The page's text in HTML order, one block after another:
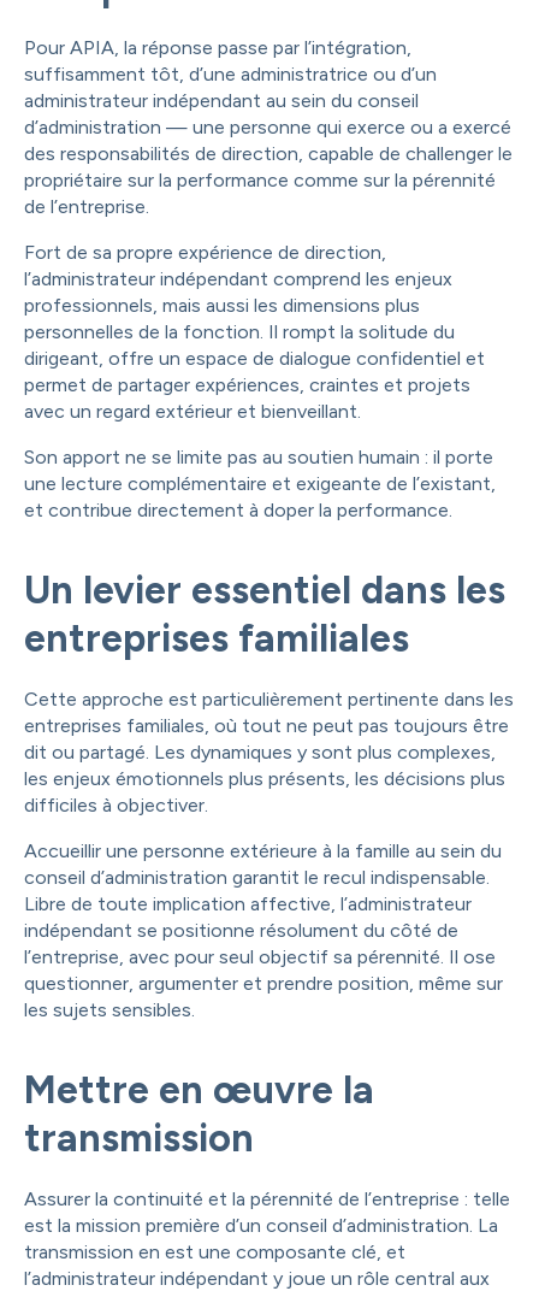
Pour APIA, la réponse passe par l’intégration,
suffisamment tôt, d’une administratrice ou d’un
administrateur indépendant au sein du conseil
d’administration — une personne qui exerce ou a exercé
des responsabilités de direction, capable de challenger le
propriétaire sur la performance comme sur la pérennité
de l’entreprise.
Fort de sa propre expérience de direction,
l’administrateur indépendant comprend les enjeux
professionnels, mais aussi les dimensions plus
personnelles de la fonction. Il rompt la solitude du
dirigeant, offre un espace de dialogue confidentiel et
permet de partager expériences, craintes et projets
avec un regard extérieur et bienveillant.
Son apport ne se limite pas au soutien humain : il porte
une lecture complémentaire et exigeante de l’existant,
et contribue directement à doper la performance.
Un levier essentiel dans les
entreprises familiales
Cette approche est particulièrement pertinente dans les
entreprises familiales, où tout ne peut pas toujours être
dit ou partagé. Les dynamiques y sont plus complexes,
les enjeux émotionnels plus présents, les décisions plus
difficiles à objectiver.
Accueillir une personne extérieure à la famille au sein du
conseil d’administration garantit le recul indispensable.
Libre de toute implication affective, l’administrateur
indépendant se positionne résolument du côté de
l’entreprise, avec pour seul objectif sa pérennité. Il ose
questionner, argumenter et prendre position, même sur
les sujets sensibles.
Mettre en œuvre la
transmission
Assurer la continuité et la pérennité de l’entreprise : telle
est la mission première d’un conseil d’administration. La
transmission en est une composante clé, et
l’administrateur indépendant y joue un rôle central aux